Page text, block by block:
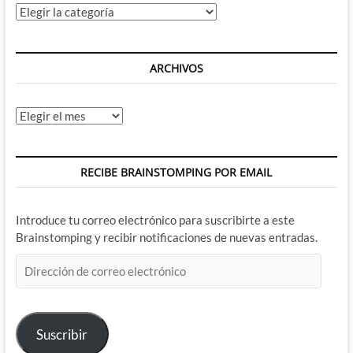
Categorías
ARCHIVOS
Archivos
RECIBE BRAINSTOMPING POR EMAIL
Introduce tu correo electrónico para suscribirte a este
Brainstomping y recibir notificaciones de nuevas entradas.
de
electrónico
Suscribir